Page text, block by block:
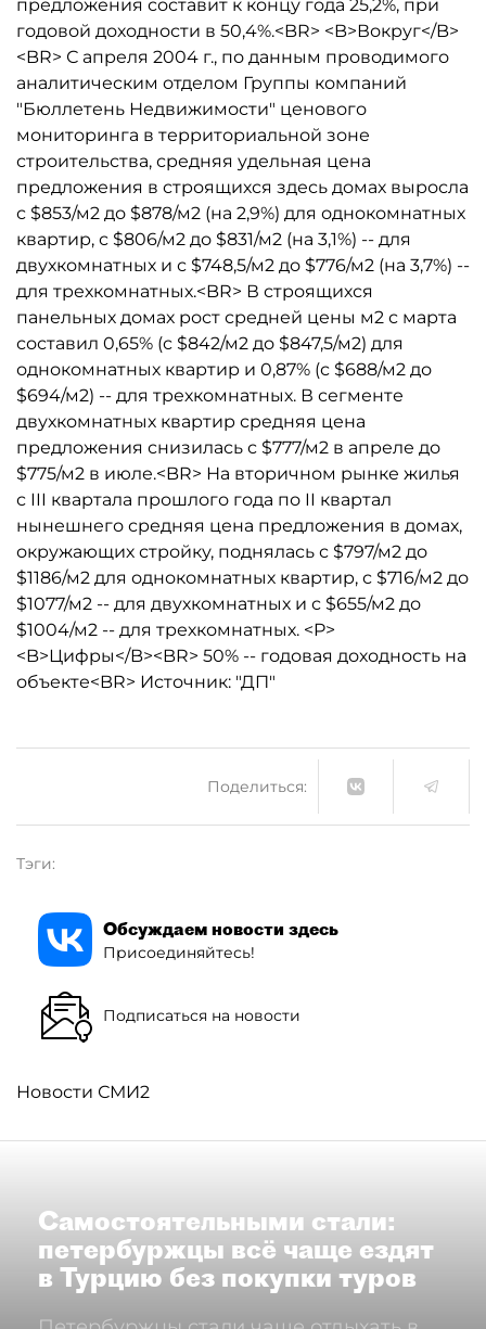
предложения составит к концу года 25,2%, при
годовой доходности в 50,4%.<BR> <B>Вокруг</B>
<BR> С апреля 2004 г., по данным проводимого
аналитическим отделом Группы компаний
"Бюллетень Недвижимости" ценового
мониторинга в территориальной зоне
строительства, средняя удельная цена
предложения в строящихся здесь домах выросла
с $853/м2 до $878/м2 (на 2,9%) для однокомнатных
квартир, с $806/м2 до $831/м2 (на 3,1%) -- для
двухкомнатных и с $748,5/м2 до $776/м2 (на 3,7%) --
для трехкомнатных.<BR> В строящихся
панельных домах рост средней цены м2 с марта
составил 0,65% (с $842/м2 до $847,5/м2) для
однокомнатных квартир и 0,87% (с $688/м2 до
$694/м2) -- для трехкомнатных. В сегменте
двухкомнатных квартир средняя цена
предложения снизилась с $777/м2 в апреле до
$775/м2 в июле.<BR> На вторичном рынке жилья
с III квартала прошлого года по II квартал
нынешнего средняя цена предложения в домах,
окружающих стройку, поднялась с $797/м2 до
$1186/м2 для однокомнатных квартир, с $716/м2 до
$1077/м2 -- для двухкомнатных и с $655/м2 до
$1004/м2 -- для трехкомнатных. <P>
<B>Цифры</B><BR> 50% -- годовая доходность на
объекте<BR> Источник: "ДП"
Поделиться:
Тэги:
Обсуждаем новости здесь
Присоединяйтесь!
Подписаться на новости
Новости СМИ2
Самостоятельными стали:
петербуржцы всё чаще ездят
в Турцию без покупки туров